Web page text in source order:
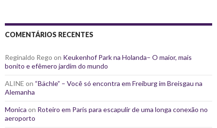
COMENTÁRIOS RECENTES
Reginaldo Rego on Keukenhof Park na Holanda– O maior, mais
bonito e efêmero jardim do mundo
ALINE on “Bächle” – Você só encontra em Freiburg im Breisgau na
Alemanha
Monica on Roteiro em Paris para escapulir de uma longa conexão no
aeroporto